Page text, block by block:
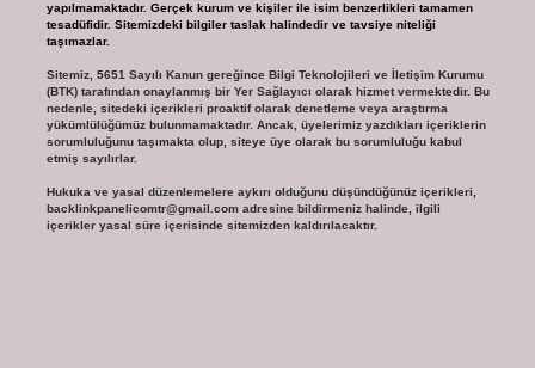
yapılmamaktadır. Gerçek kurum ve kişiler ile isim benzerlikleri tamamen
tesadüfidir. Sitemizdeki bilgiler taslak halindedir ve tavsiye niteliği
taşımazlar.
Sitemiz, 5651 Sayılı Kanun gereğince Bilgi Teknolojileri ve İletişim Kurumu
(BTK) tarafından onaylanmış bir Yer Sağlayıcı olarak hizmet vermektedir. Bu
nedenle, sitedeki içerikleri proaktif olarak denetleme veya araştırma
yükümlülüğümüz bulunmamaktadır. Ancak, üyelerimiz yazdıkları içeriklerin
sorumluluğunu taşımakta olup, siteye üye olarak bu sorumluluğu kabul
etmiş sayılırlar.
Hukuka ve yasal düzenlemelere aykırı olduğunu düşündüğünüz içerikleri,
backlinkpanelicomtr@gmail.comadresine bildirmeniz halinde, ilgili
içerikler yasal süre içerisinde sitemizden kaldırılacaktır.